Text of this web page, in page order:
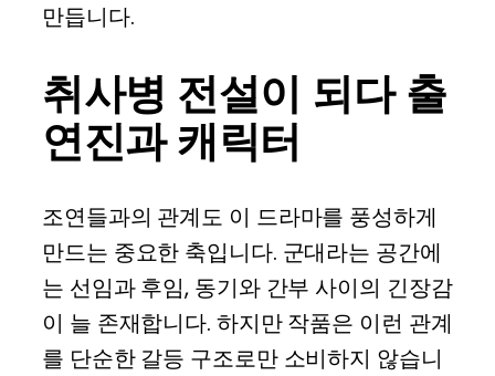
만듭니다.
취사병 전설이 되다 출
연진과 캐릭터
조연들과의 관계도 이 드라마를 풍성하게
만드는 중요한 축입니다. 군대라는 공간에
는 선임과 후임, 동기와 간부 사이의 긴장감
이 늘 존재합니다. 하지만 작품은 이런 관계
를 단순한 갈등 구조로만 소비하지 않습니